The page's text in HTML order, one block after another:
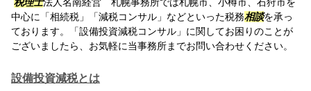
中心に「相続税」「減税コンサル」などといった税務相談を承っ
ております。「設備投資減税コンサル」に関してお困りのことが
ございましたら、お気軽に当事務所までお問い合わせください。
設備投資減税とは